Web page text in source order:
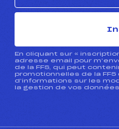
En cliquant sur «
adresse email pour
de la FFS, qui peut
promotionnelles de la
d’informations sur les
la gestion de vos